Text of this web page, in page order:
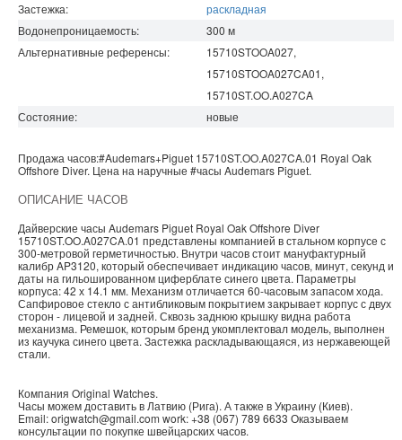
Застежка:
раскладная
Водонепроницаемость: 300 м
Альтернативные референсы:
15710STOOA027,
15710STOOA027CA01,
15710ST.OO.A027CA
Состояние:
новые
Продажа часов:#Audemars+Piguet 15710ST.OO.A027CA.01 Royal Oak
Offshore Diver. Цена на наручные #часы Audemars Piguet.
ОПИСАНИЕ ЧАСОВ
Дайверские часы Audemars Piguet Royal Oak Offshore Diver
15710ST.OO.A027CA.01 представлены компанией в стальном корпусе с
300-метровой герметичностью. Внутри часов стоит мануфактурный
калибр AP3120, который обеспечивает индикацию часов, минут, секунд и
даты на гильошированном циферблате синего цвета. Параметры
корпуса: 42 х 14.1 мм. Механизм отличается 60-часовым запасом хода.
Сапфировое стекло с антибликовым покрытием закрывает корпус с двух
сторон - лицевой и задней. Сквозь заднюю крышку видна работа
механизма. Ремешок, которым бренд укомплектовал модель, выполнен
из каучука синего цвета. Застежка раскладывающаяся, из нержавеющей
стали.
Компания Original Watches.
Часы можем доставить в Латвию (Рига). А также вУкраину (Киев).
Email:origwatch@gmail.com work:+38 (067) 789 6633 Оказываем
консультации по покупке швейцарских часов.